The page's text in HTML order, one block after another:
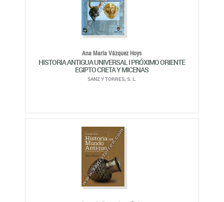
Ana María Vázquez Hoys
HISTORIA ANTIGUA UNIVERSAL I PRÓXIMO ORIENTE
EGIPTO CRETA Y MICENAS
SANZ Y TORRES, S. L.